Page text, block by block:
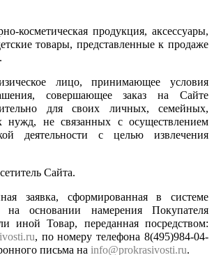
косметическая продукция, аксессуары,
товары, представленные к продаже
лицо, принимающее условия
совершающее заказ на Сайте
для своих личных, семейных,
не связанных с осуществлением
деятельности с целью извлечения
Сайта.
заявка, сформированная в системе
на основании намерения Покупателя
иной Товар, переданная посредством:
, по номеру телефона 8(495)984-04-
письма на info@prokrasivosti.ru.